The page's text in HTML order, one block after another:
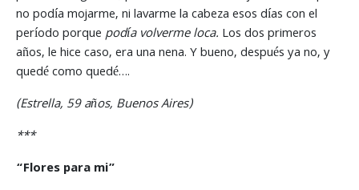
no podía mojarme, ni lavarme la cabeza esos días con el
período porquepodía volverme loca. Los dos primeros
años, le hice caso, era una nena. Y bueno, después ya no, y
quedé como quedé….
(Estrella, 59 años, Buenos Aires)
***
“Flores para mi”